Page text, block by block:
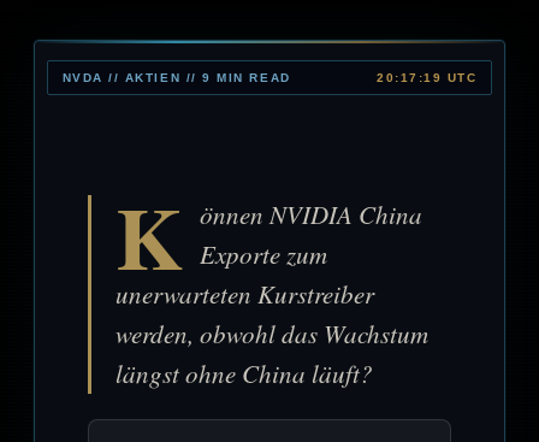
NVDA // AKTIEN // 9 MIN READ 20:17:19 UTC
K önnen NVIDIA China
Exporte zum
unerwarteten Kurstreiber
werden, obwohl das Wachstum
längst ohne China läuft?